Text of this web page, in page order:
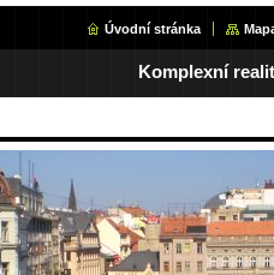
Úvodní stránka
Komplexní